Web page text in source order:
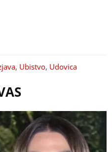
, Ubistvo, Udovica